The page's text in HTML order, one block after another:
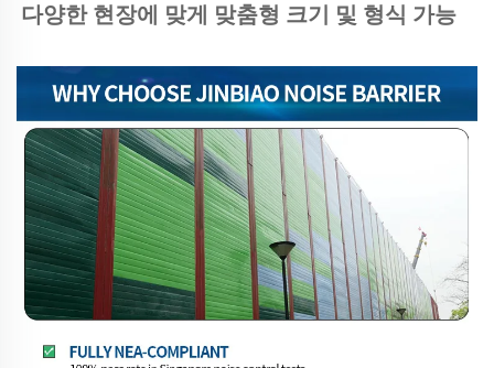
다양한 현장에 맞게 맞춤형 크기 및 형식 가능